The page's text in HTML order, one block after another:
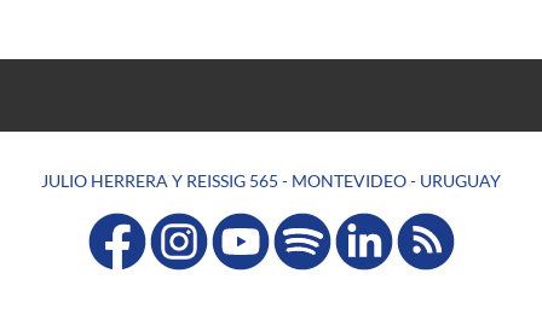
JULIO HERRERA Y REISSIG 565 - MONTEVIDEO - URUGUAY